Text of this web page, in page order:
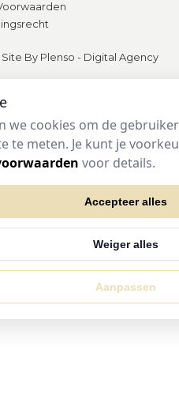
Site By Plenso - Digital Agency
we cookies om de
te meten. Je kunt je
voor details.
Accepteer alles
Weiger alles
Aanpassen